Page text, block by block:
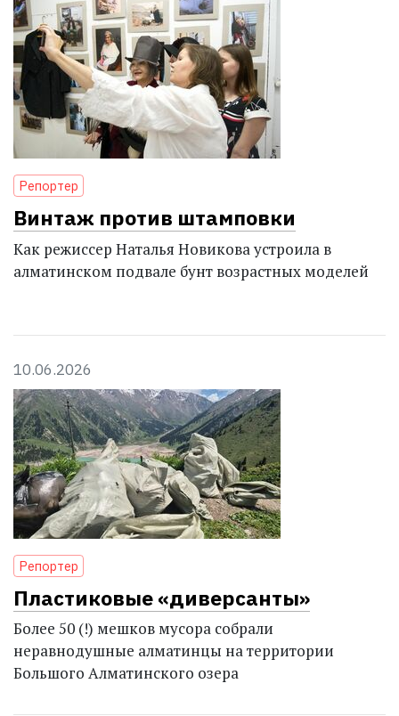
Репортер
Винтаж против штамповки
Как режиссер Наталья Новикова устроила в
алматинском подвале бунт возрастных моделей
10.06.2026
Репортер
Пластиковые «диверсанты»
Более 50 (!) мешков мусора собрали
неравнодушные алматинцы на территории
Большого Алматинского озера